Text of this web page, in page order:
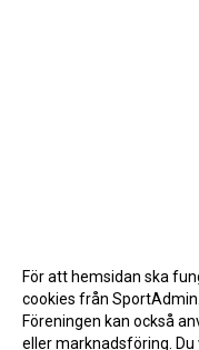
För att hemsidan ska
cookies från
Föreningen kan också
eller marknadsföring. Du